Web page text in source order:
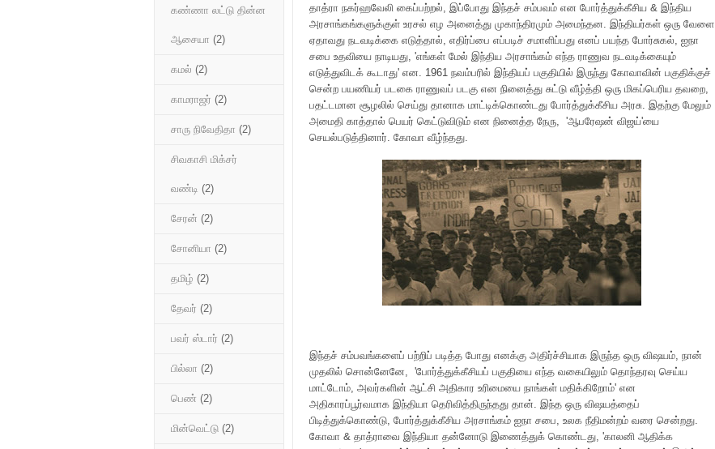
தாத்ரா நகர்ஹவேலி கைப்பற்றல், இப்போது இந்தச் சம்பவம் என போர்த்துக்கீசிய & இந்திய
அரசாங்கங்களுக்குள் உரசல் எழ அனைத்து முகாந்திரமும் அமைந்தன. இந்தியர்கள் ஒரு வேளை
ஏதாவது நடவடிக்கை எடுத்தால், எதிர்ப்பை எப்படிச் சமாளிப்பது எனப் பயந்த போர்சுகல், ஐநா
சபை உதவியை நாடியது, 'எங்கள் மேல் இந்திய அரசாங்கம் எந்த ராணுவ நடவடிக்கையும்
எடுத்துவிடக் கூடாது' என. 1961 நவம்பரில் இந்தியப் பகுதியில் இருந்து கோவாவின் பகுதிக்குச்
சென்ற பயணியர் படகை ராணுவப் படகு என நினைத்து சுட்டு வீழ்த்தி ஒரு மிகப்பெரிய தவறை,
பதட்டமான சூழலில் செய்து தானாக மாட்டிக்கொண்டது போர்த்துக்கீசிய அரசு. இதற்கு மேலும்
அமைதி காத்தால் பெயர் கெட்டுவிடும் என நினைத்த நேரு, 'ஆபரேஷன் விஜய்'யை
செயல்படுத்தினார். கோவா வீழ்ந்தது.
இந்தச் சம்பவங்களைப் பற்றிப் படித்த போது எனக்கு அதிர்ச்சியாக இருந்த ஒரு விஷயம், நான்
முதலில் சொன்னேனே, 'போர்த்துக்கீசியப் பகுதியை எந்த வகையிலும் தொந்தரவு செய்ய
மாட்டோம், அவர்களின் ஆட்சி அதிகார உரிமையை நாங்கள் மதிக்கிறோம்' என
அதிகாரப்பூர்வமாக இந்தியா தெரிவித்திருந்தது தான். இந்த ஒரு விஷயத்தைப்
பிடித்துக்கொண்டு, போர்த்துக்கீசிய அரசாங்கம் ஐநா சபை, உலக நீதிமன்றம் வரை சென்றது.
கோவா & தாத்ராவை இந்தியா தன்னோடு இணைத்துக் கொண்டது, 'காலனி ஆதிக்க
கண்ணா லட்டு தின்ன
ஆசையா (2)
கமல் (2)
காமராஜர் (2)
சாரு நிவேதிதா (2)
சிவகாசி மிக்சர்
வண்டி (2)
சேரன் (2)
சோனியா (2)
தமிழ் (2)
தேவர் (2)
பவர் ஸ்டார் (2)
பில்லா (2)
பெண் (2)
மின்வெட்டு (2)